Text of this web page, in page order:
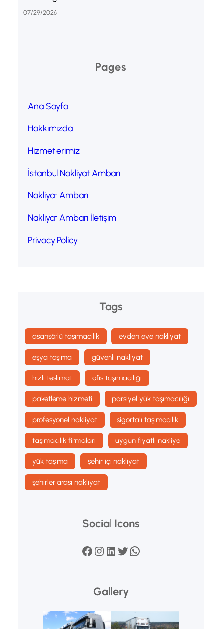
07/29/2026
Pages
Ana Sayfa
Hakkımızda
Hizmetlerimiz
İstanbul Nakliyat Ambarı
Nakliyat Ambarı
Nakliyat Ambarı İletişim
Privacy Policy
Tags
asansörlü taşımacılık evden eve nakliyat
eşya taşıma güvenli nakliyat
hızlı teslimat ofis taşımacılığı
paketleme hizmeti parsiyel yük taşımacılığı
profesyonel nakliyat sigortalı taşımacılık
taşımacılık firmaları uygun fiyatlı nakliye
yük taşıma şehir içi nakliyat
şehirler arası nakliyat
Social Icons
Facebook Instagram LinkedIn Twitter WhatsApp
Gallery